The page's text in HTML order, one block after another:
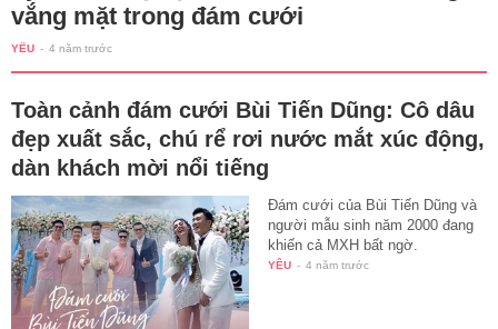
vắng mặt trong đám cưới
YÊU - 4 năm trước
Toàn cảnh đám cưới Bùi Tiến Dũng: Cô dâu
đẹp xuất sắc, chú rể rơi nước mắt xúc động,
dàn khách mời nổi tiếng
Đám cưới của Bùi Tiến Dũng và
người mẫu sinh năm 2000 đang
khiến cả MXH bất ngờ.
YÊU - 4 năm trước